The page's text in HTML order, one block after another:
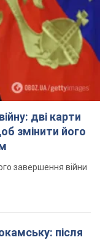
дві карти
змінити його
завершення війни
після